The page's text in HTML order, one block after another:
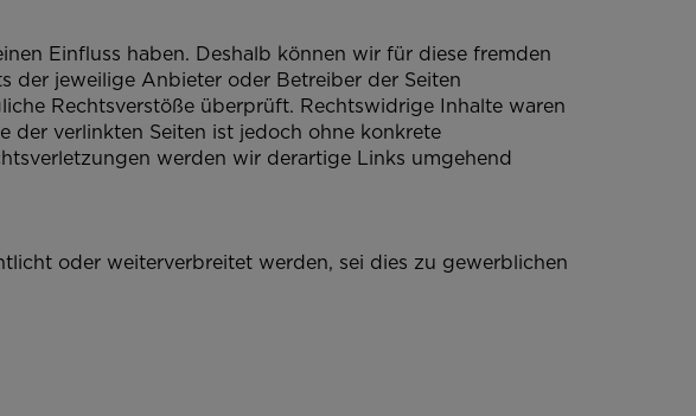
Einfluss haben. Deshalb können wir für diese fremden
der jeweilige Anbieter oder Betreiber der Seiten
Rechtsverstöße überprüft. Rechtswidrige Inhalte waren
der verlinkten Seiten ist jedoch ohne konkrete
werden wir derartige Links umgehend
oder weiterverbreitet werden, sei dies zu gewerblichen